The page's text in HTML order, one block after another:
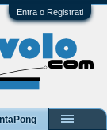
Entra o Registrati